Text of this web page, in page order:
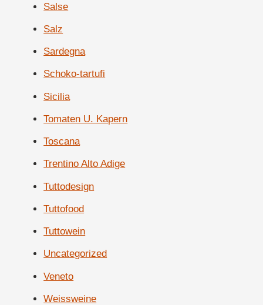
Salse
Salz
Sardegna
Schoko-tartufi
Sicilia
Tomaten U. Kapern
Toscana
Trentino Alto Adige
Tuttodesign
Tuttofood
Tuttowein
Uncategorized
Veneto
Weissweine